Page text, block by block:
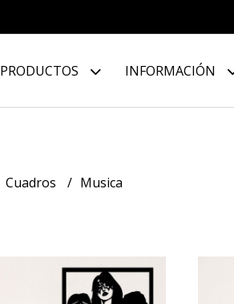
PRODUCTOS INFORMACIÓN
Cuadros Musica